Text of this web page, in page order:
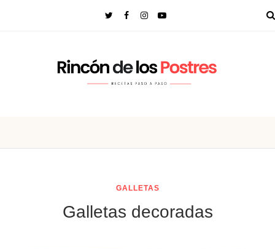
GALLETAS
Galletas decoradas